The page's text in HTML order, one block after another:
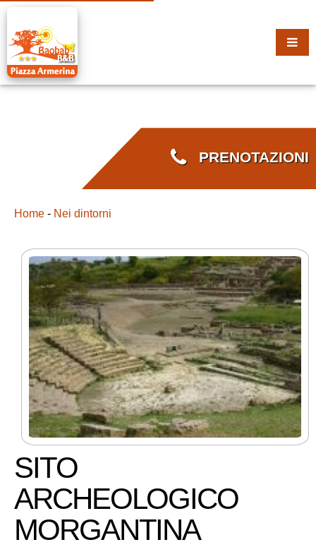
PRENOTAZIONI
Home - Nei dintorni
SITO
ARCHEOLOGICO
MORGANTINA